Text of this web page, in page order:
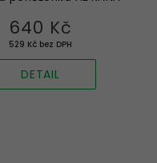
529 Kč bez DPH
640 Kč
DETAIL